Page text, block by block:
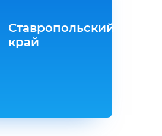
Ставропольский
край